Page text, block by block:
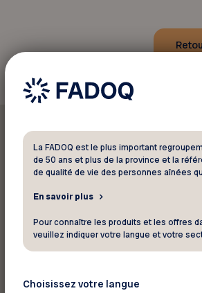
Partager sur :
La FADOQ est le plus important
de 50 ans et plus de la province et la
de qualité de vie des personnes aînées
En savoir plus
Pour connaître les produits et les offres
veuillez indiquer votre langue et votre
Choisissez votre langue